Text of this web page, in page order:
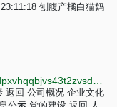
刨腹产橘白猫妈
返回 公司概况 企业文化